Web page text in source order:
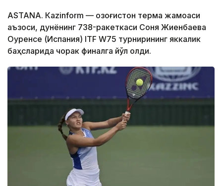
ASTANА. Кazinform — Қозоғистон терма жамоаси
аъзоси, дунёнинг 738-ракеткаси Соня Жиенбаева
Оуренсе (Испания) ITF W75 турнирининг яккалик
баҳсларида чорак финалга йўл олди.